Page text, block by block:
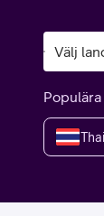
Alla
Billiga
Populära